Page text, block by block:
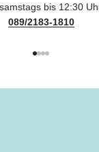
bis 12:30
089/2183-1810